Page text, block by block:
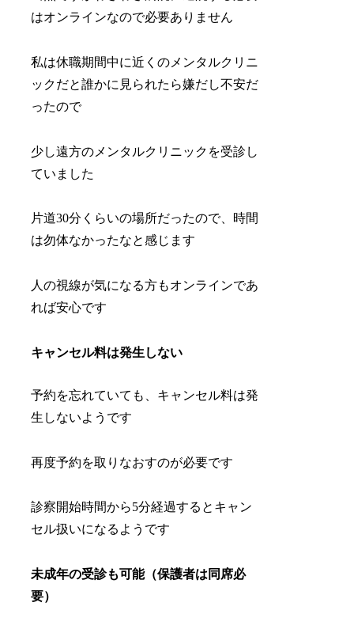
はオンラインなので必要ありません
私は休職期間中に近くのメンタルクリニ
ックだと誰かに見られたら嫌だし不安だ
ったので
少し遠方のメンタルクリニックを受診し
ていました
片道30分くらいの場所だったので、時間
は勿体なかったなと感じます
人の視線が気になる方もオンラインであ
れば安心です
キャンセル料は発生しない
予約を忘れていても、キャンセル料は発
生しないようです
再度予約を取りなおすのが必要です
診察開始時間から5分経過するとキャン
セル扱いになるようです
未成年の受診も可能（保護者は同席必
要）